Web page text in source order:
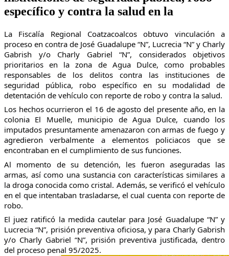
específico y contra la salud en la
La Fiscalía Regional Coatzacoalcos obtuvo vinculación a
proceso en contra de José Guadalupe “N”, Lucrecia “N” y Charly
Gabrish y/o Charly Gabriel “N”, considerados objetivos
prioritarios en la zona de Agua Dulce, como probables
responsables de los delitos contra las instituciones de
seguridad pública, robo específico en su modalidad de
detentación de vehículo con reporte de robo y contra la salud.
Los hechos ocurrieron el 16 de agosto del presente año, en la
colonia El Muelle, municipio de Agua Dulce, cuando los
imputados presuntamente amenazaron con armas de fuego y
agredieron verbalmente a elementos policiacos que se
encontraban en el cumplimiento de sus funciones.
Al momento de su detención, les fueron aseguradas las
armas, así como una sustancia con características similares a
la droga conocida como cristal. Además, se verificó el vehículo
en el que intentaban trasladarse, el cual cuenta con reporte de
robo.
El juez ratificó la medida cautelar para José Guadalupe “N” y
Lucrecia “N”, prisión preventiva oficiosa, y para Charly Gabrish
y/o Charly Gabriel “N”, prisión preventiva justificada, dentro
del proceso penal 95/2025.